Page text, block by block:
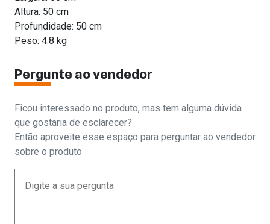
Altura: 50 cm
Profundidade: 50 cm
Peso: 4.8 kg
Pergunte ao vendedor
Ficou interessado no produto, mas tem alguma dúvida
que gostaria de esclarecer?
Então aproveite esse espaço para perguntar ao vendedor
sobre o produto